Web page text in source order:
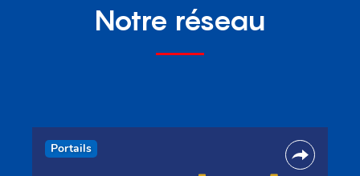
Notre réseau
Portails